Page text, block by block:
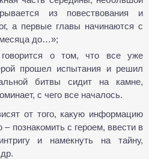
из повествования и
а первые главы начинаются с
месяца до…»;
о том, что все уже
прошел испытания и решил
битвы сидит на камне,
с чего все началось.
от того, какую информацию
познакомить с героем, ввести в
и намекнуть на тайну,